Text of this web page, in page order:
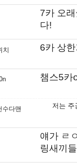
7카 오
다!
치 6카 상
챔스5카
수다맨 저는 주
얘가 ㄹ
링새끼